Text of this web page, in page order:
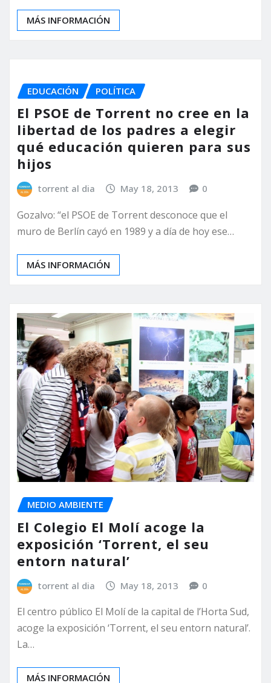
MÁS INFORMACIÓN
EDUCACIÓN POLÍTICA
El PSOE de Torrent no cree en la
libertad de los padres a elegir
qué educación quieren para sus
hijos
torrent al dia May 18, 2013 0
Gozalvo: “el PSOE de Torrent desconoce que el
muro de Berlín cayó en 1989 y a día de hoy ese…
MÁS INFORMACIÓN
MEDIO AMBIENTE
El Colegio El Molí acoge la
exposición ‘Torrent, el seu
entorn natural’
torrent al dia May 18, 2013 0
El centro público El Molí de la capital de l’Horta Sud,
acoge la exposición ‘Torrent, el seu entorn natural’.
La…
MÁS INFORMACIÓN